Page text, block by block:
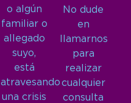
o algún
familiar o
allegado
suyo,
está
atravesando
una crisis
No dude
en
llamarnos
para
realizar
cualquier
consulta